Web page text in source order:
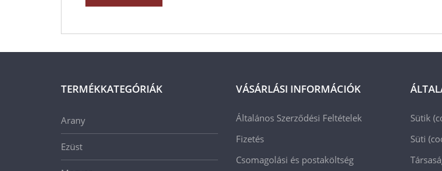
TERMÉKKATEGÓRIÁK
Arany
Ezüst
VÁSÁRLÁSI INFORMÁCIÓK
Általános Szerződési Feltételek
Fizetés
Csomagolási és postaköltség
Sütik
Süti